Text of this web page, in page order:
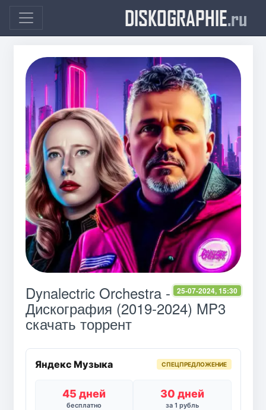
DISKOGRAPHIE.ru
25-07-2024, 15:30
Dynalectric Orchestra -
Дискография (2019-2024) MP3
скачать торрент
Яндекс Музыка СПЕЦПРЕДЛОЖЕНИЕ
45 дней
бесплатно
30 дней
за 1 рубль